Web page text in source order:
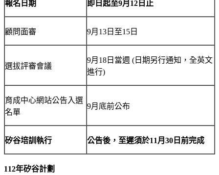
報名日期 即日起至9月 12 日止
顧問面審 9月13日至15日
選拔評審會議
9月18日當週 (日期另行通知，全英文
進行)
育成中心網站公告入選
名單
9月底前公布
矽谷培訓執行 公告後，至遲須於11月 30 日前完成
112年矽谷計劃